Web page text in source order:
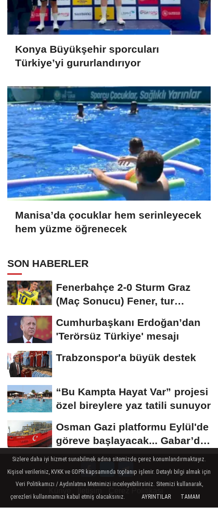
Konya Büyükşehir sporcuları
Türkiye’yi gururlandırıyor
Manisa’da çocuklar hem serinleyecek
hem yüzme öğrenecek
SON HABERLER
Fenerbahçe 2-0 Sturm Graz
(Maç Sonucu) Fener, tur
Cumhurbaşkanı Erdoğan’dan
'Terörsüz Türkiye' mesajı
Trabzonspor'a büyük destek
“Bu Kampta Hayat Var” projesi
özel bireylere yaz tatili sunuyor
Osman Gazi platformu Eylül'de
göreve başlayacak... Gabar’da
günlük...
Sizlere daha iyi hizmet sunabilmek adına sitemizde çerez konumlandırmaktayız.
Kişisel verileriniz, KVKK ve GDPR kapsamında toplanıp işlenir. Detaylı bilgi almak için
Veri Politikamızı / Aydınlatma Metnimizi inceleyebilirsiniz. Sitemizi kullanarak,
çerezleri kullanmamızı kabul etmiş olacaksınız.
AYRINTILAR TAMAM